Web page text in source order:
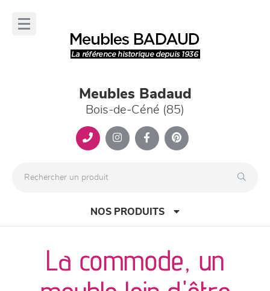
Meubles Badaud
Bois-de-Céné (85)
NOS PRODUITS
canapés et fauteuils
La commode, un